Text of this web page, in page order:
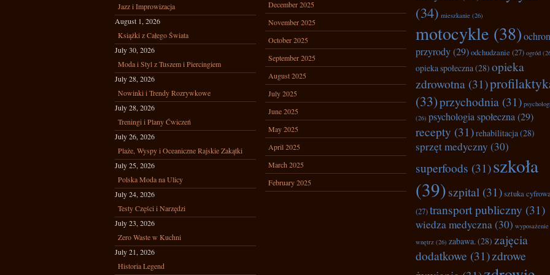
Jazz i Improwizacja
August 1, 2026
Książki z Całego Świata
July 30, 2026
Moda i Styl z Tuszem i Piercingiem
July 28, 2026
Nowinki i Trendy Rozrywkowe
July 28, 2026
Treningi i Plany Ćwiczeń
July 26, 2026
Plaże, Wyspy i Oceaniczne Rajskie Zakątki
July 25, 2026
Polska Moda na Ulicy
July 24, 2026
Testy Części i Narzędzi
July 23, 2026
Zero Waste w Kuchni
July 21, 2026
Historia Legend
December 2025
November 2025
October 2025
September 2025
August 2025
July 2025
June 2025
May 2025
April 2025
March 2025
February 2025
(34) mieszkanie (26)
motocykle (38)
przyrody(29)odchudzanie (27) ogród
opieka społeczna(28) opieka
zdrowotna (31)
(33)przychodnia (31)
(26) psychologia społeczna(29)
recepty (31)rehabilitacja(28)
sprzęt medyczny (30)
superfoods (31)szkoła
(39)szpital (31)sztuka
(27)transport publiczny (31)
wiedza medyczna(30) wyposażenie
wnętrz (26) zabawa.(28) zajęcia
dodatkowe (31)zdrowe